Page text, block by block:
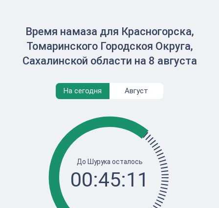
Время намаза для Красногорска,
Томаринского Городскоя Округа,
Сахалинской области на 8 августа
На сегодня Август
До Шурука осталось
00:45:11